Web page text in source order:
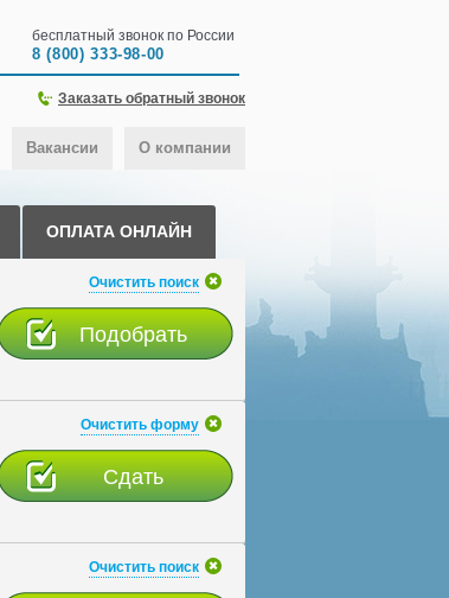
бесплатный звонок по России
8 (800) 333-98-00
Заказать обратный звонок
Вакансии О компании
ОПЛАТА ОНЛАЙН
Очистить поиск
Очистить форму
Очистить поиск